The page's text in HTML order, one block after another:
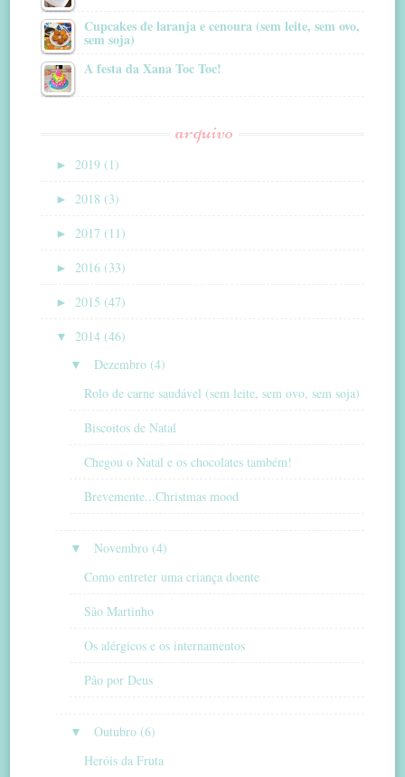
Cupcakes de laranja e cenoura (sem leite, sem ovo,
sem soja)
A festa da Xana Toc Toc!
arquivo
► 2019 (1)
► 2018 (3)
► 2017 (11)
► 2016 (33)
► 2015 (47)
▼ 2014 (46)
▼
Dezembro (4)
Rolo de carne saudável (sem leite, sem ovo, sem soja)
Biscoitos de Natal
Chegou o Natal e os chocolates também!
Brevemente...Christmas mood
▼
Novembro (4)
Como entreter uma criança doente
São Martinho
Os alérgicos e os internamentos
Pão por Deus
▼
Outubro (6)
Heróis da Fruta